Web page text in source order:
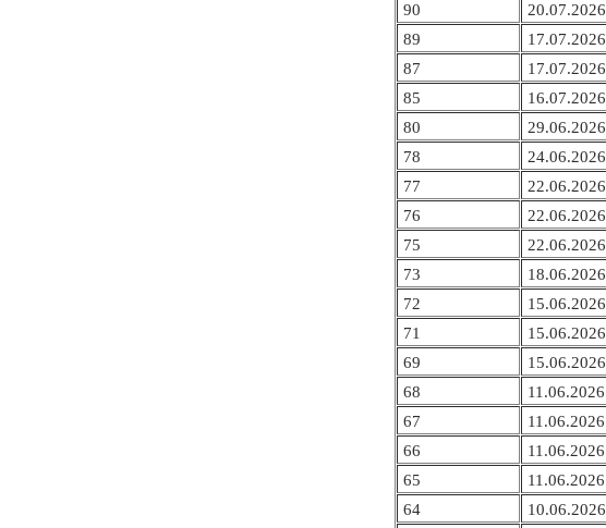
90
20.07.2026
89
17.07.2026
87
17.07.2026
85
16.07.2026
80
29.06.2026
78
24.06.2026
77
22.06.2026
76
22.06.2026
75
22.06.2026
73
18.06.2026
72
15.06.2026
71 15.06.2026
69
15.06.2026
68
11.06.2026
67
11.06.2026
66
11.06.2026
65
11.06.2026
64
10.06.2026